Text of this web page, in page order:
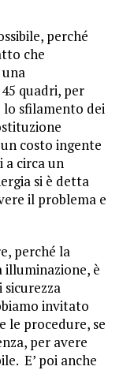
perché
che
quadri, per
lo sfilamento dei
costo ingente
a circa un
si è detta
il problema e
perché la
illuminazione, è
invitato
le procedure, se
per avere
E’ poi anche